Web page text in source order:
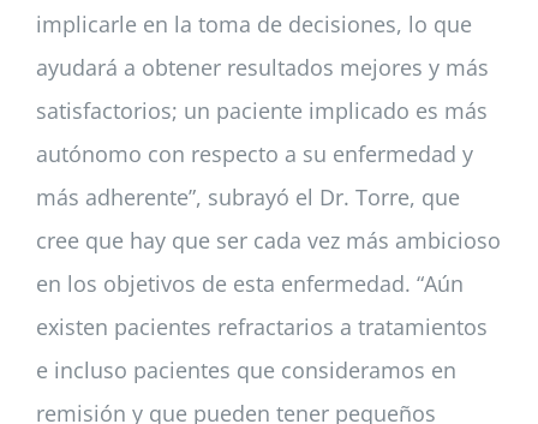
implicarle en la toma de decisiones, lo que
ayudará a obtener resultados mejores y más
satisfactorios; un paciente implicado es más
autónomo con respecto a su enfermedad y
más adherente”, subrayó el Dr. Torre, que
cree que hay que ser cada vez más ambicioso
en los objetivos de esta enfermedad. “Aún
existen pacientes refractarios a tratamientos
e incluso pacientes que consideramos en
remisión y que pueden tener pequeños